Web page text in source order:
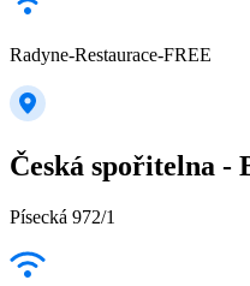
Radyne-Restaurace-FREE
Česká spořitelna -
Písecká 972/1